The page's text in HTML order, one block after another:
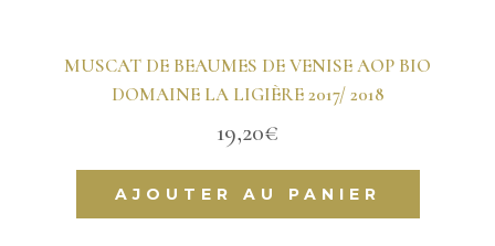
MUSCAT DE BEAUMES DE VENISE AOP BIO
DOMAINE LA LIGIÈRE 2017/ 2018
19,20€
AJOUTER AU PANIER